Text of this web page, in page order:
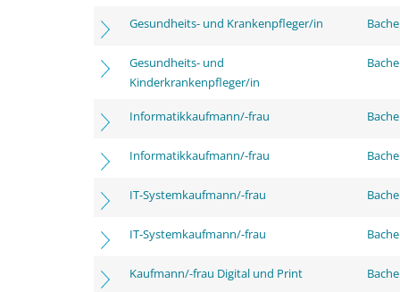
Gesundheits- und Krankenpfleger/in
Gesundheits- und
Kinderkrankenpfleger/in
Informatikkaufmann/-frau
Informatikkaufmann/-frau
IT-Systemkaufmann/-frau
IT-Systemkaufmann/-frau
Kaufmann/-frau Digital und Print